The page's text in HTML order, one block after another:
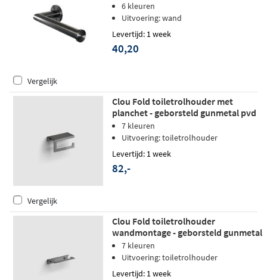
6 kleuren
Uitvoering: wand
Levertijd: 1 week
40,20
Vergelijk
Clou Fold toiletrolhouder met
planchet - geborsteld gunmetal pvd
7 kleuren
Uitvoering: toiletrolhouder
Levertijd: 1 week
82,-
Vergelijk
Clou Fold toiletrolhouder
wandmontage - geborsteld gunmetal
pvd7 kleuren
Uitvoering: toiletrolhouder
Levertijd: 1 week